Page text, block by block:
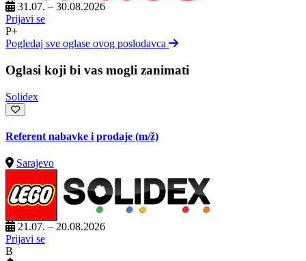
31.07. – 30.08.2026
Prijavi se
P+
Pogledaj sve oglase ovog poslodavca
Oglasi koji bi vas mogli zanimati
Solidex
Referent nabavke i prodaje (m/ž)
Sarajevo
21.07. – 20.08.2026
Prijavi se
B